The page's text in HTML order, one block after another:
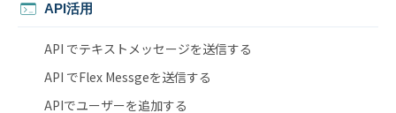
API活用
API でテキストメッセージを送信する
API でFlex Messgeを送信する
APIでユーザーを追加する